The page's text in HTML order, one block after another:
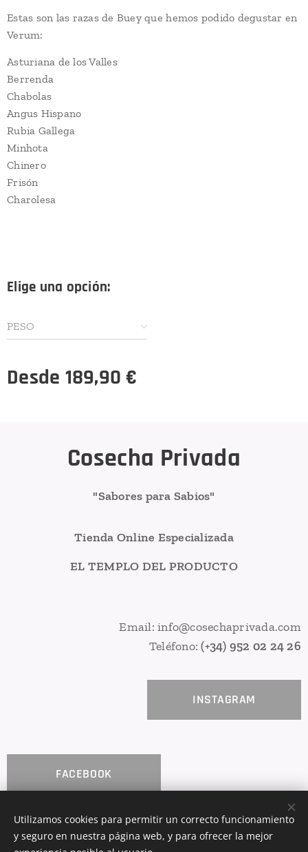
Estas son las razas de Buey que hemos podido degustar en
Verum:
Asturiana de los Valles
Berrenda
Chabolas
Angus Hispano
Rubia Gallega
Minhota
Chinero
Frisón
Charolesa
Elige una opción:
PESO
Desde 189,90 €
Cosecha Privada
"Sabores para Sabios"
Tienda Online Especializada
EL TEMPLO DEL PRODUCTO
Email: info@cosechaprivada.com
Teléfono:(+34) 952 02 24 26
INSTAGRAM
FACEBOOK
COSECHA PRIVADA Cookies
Utilizamos cookies para permitir un correcto funcionamiento
y seguro en nuestra página web, y para ofrecer la mejor